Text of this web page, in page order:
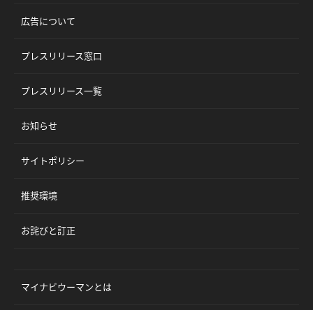
広告について
プレスリリース窓口
プレスリリース一覧
お知らせ
サイトポリシー
推奨環境
お詫びと訂正
マイナビウーマンとは